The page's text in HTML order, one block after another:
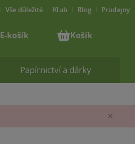
Papírnictví a dárky
Vše důležité Klub Blog Prodejny
E-košík Košík